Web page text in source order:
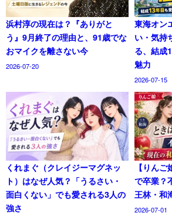
浜村淳の現在は？『ありがと
う』9月終了の理由と、91歳でな
おマイクを離さない今
2026-07-20
東海オン
い・気持
る、結成
魅力
2026-07-15
くれまぐ（クレイジーマグネッ
ト）はなぜ人気？「うるさい・
面白くない」でも愛される3人の
強さ
【りん
で卒業？
王林・和
2026-07-01